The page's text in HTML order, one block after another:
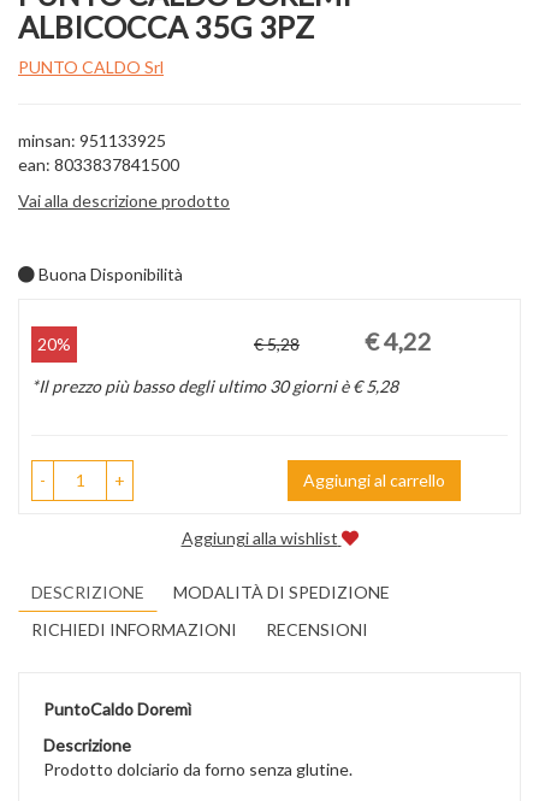
ALBICOCCA 35G 3PZ
PUNTO CALDO Srl
minsan: 951133925
ean: 8033837841500
Vai alla descrizione prodotto
Buona Disponibilità
Sconto
del
20% € 5,28
Prezzo
scontato
€ 4,22
*Il prezzo più basso degli ultimo 30 giorni è € 5,28
- + Aggiungi al carrello
Aggiungi alla wishlist
DESCRIZIONE
MODALITÀ DI SPEDIZIONE
RICHIEDI INFORMAZIONI
RECENSIONI
PuntoCaldo Doremì
Descrizione
Prodotto dolciario da forno senza glutine.